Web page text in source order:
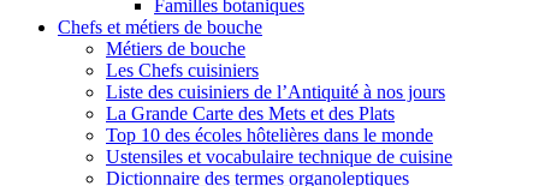
Familles botaniques
Chefs et métiers de bouche
Métiers de bouche
Les Chefs cuisiniers
Liste des cuisiniers de l’Antiquité à nos jours
La Grande Carte des Mets et des Plats
Top 10 des écoles hôtelières dans le monde
Ustensiles et vocabulaire technique de cuisine
Dictionnaire des termes organoleptiques